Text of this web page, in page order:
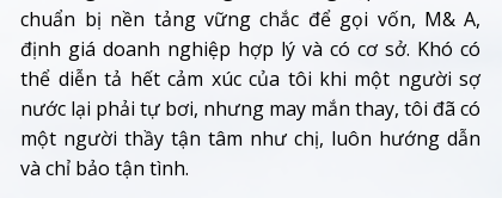
chuẩn bị nền tảng vững chắc để gọi vốn, M& A,
định giá doanh nghiệp hợp lý và có cơ sở. Khó có
thể diễn tả hết cảm xúc của tôi khi một người sợ
nước lại phải tự bơi, nhưng may mắn thay, tôi đã có
một người thầy tận tâm như chị, luôn hướng dẫn
và chỉ bảo tận tình.